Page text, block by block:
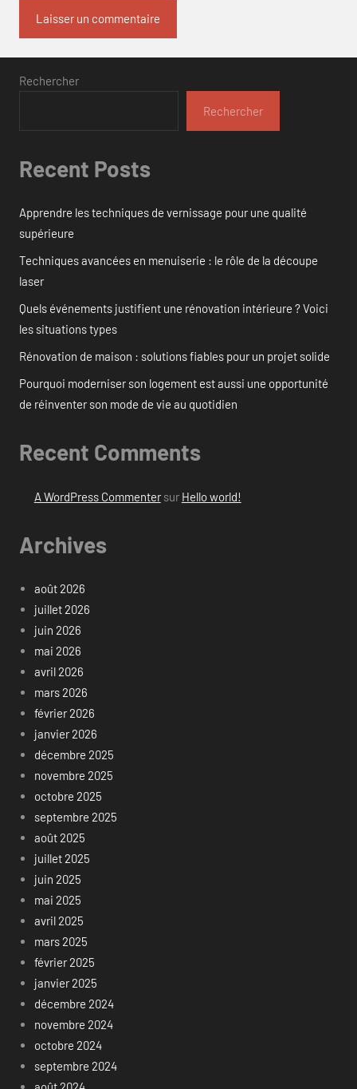
Rechercher
Rechercher
Recent Posts
Apprendre les techniques de vernissage pour une qualité
supérieure
Techniques avancées en menuiserie : le rôle de la découpe
laser
Quels événements justifient une rénovation intérieure ? Voici
les situations types
Rénovation de maison : solutions fiables pour un projet solide
Pourquoi moderniser son logement est aussi une opportunité
de réinventer son mode de vie au quotidien
Recent Comments
A WordPress Commentersur Hello world!
Archives
août 2026
juillet 2026
juin 2026
mai 2026
avril 2026
mars 2026
février 2026
janvier 2026
décembre 2025
novembre 2025
octobre 2025
septembre 2025
août 2025
juillet 2025
juin 2025
mai 2025
avril 2025
mars 2025
février 2025
janvier 2025
décembre 2024
novembre 2024
octobre 2024
septembre 2024